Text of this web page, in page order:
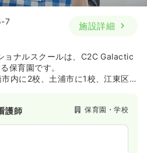
ヶ月
分）
上可
詳細を見る
7
施設詳細
ョナルスクールは、C2C Galactic
保育園です。
内に2校、土浦市に1校、江東区
護師 保育園・学校